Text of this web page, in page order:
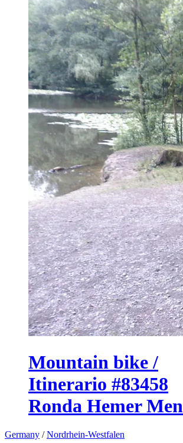
Mountain bike /
Itinerario #83458
Ronda Hemer
Germany /Nordrhein-Westfalen